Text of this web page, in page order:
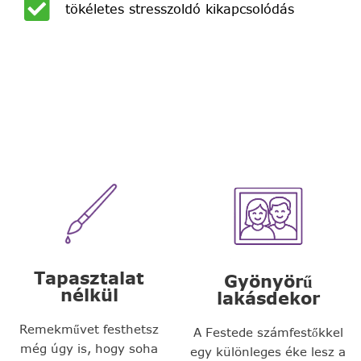
tökéletes stresszoldó kikapcsolódás
Tapasztalat
nélkül
Remekművet festhetsz
még úgy is, hogy soha
Gyönyörű
lakásdekor
A Festede számfestőkkel
egy különleges éke lesz a